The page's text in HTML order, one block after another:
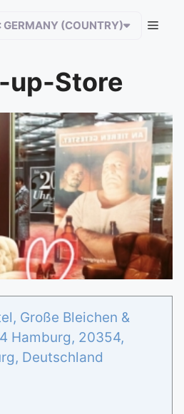
GERMANY (COUNTRY)
up-Store
Große Bleichen &
Hamburg, 20354,
, Deutschland